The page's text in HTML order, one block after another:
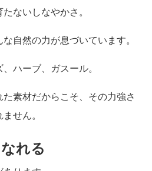
ないしなやかさ。
自然の力が息づいています。
ハーブ、ガスール。
素材だからこそ、その力強さ
せん。
れる